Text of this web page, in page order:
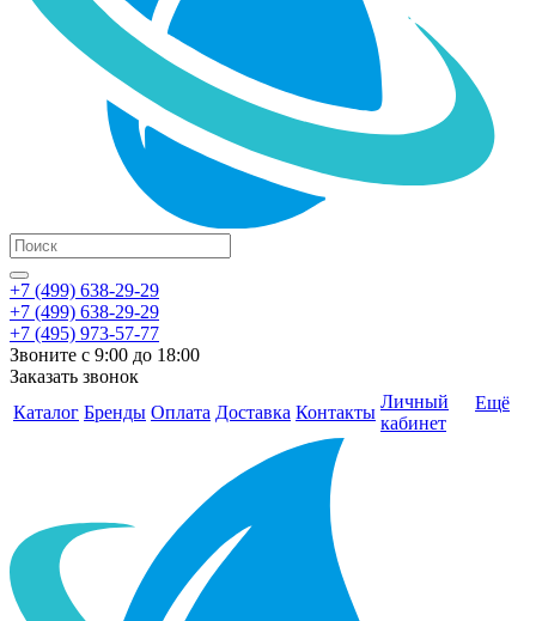
+7 (499) 638-29-29
+7 (499) 638-29-29
+7 (495) 973-57-77
Звоните с 9:00 до 18:00
Заказать звонок
Каталог Бренды Оплата Доставка Контакты
Личный
кабинет
Ещё